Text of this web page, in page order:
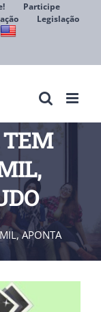
Participe
Legislação
TEM
APONTA